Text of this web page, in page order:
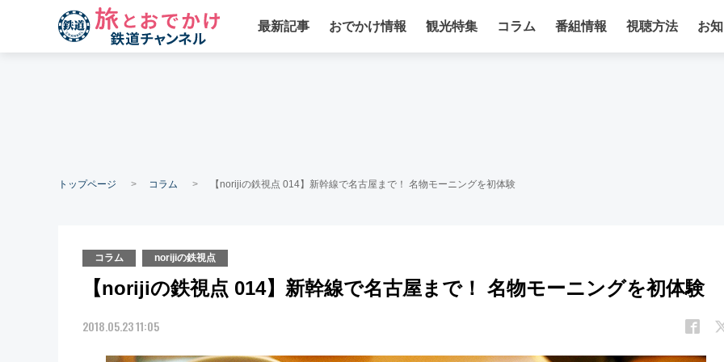
最新記事 おでかけ情報 観光特集 コラム 番組情報 視聴方法 お
トップページ コラム 【norijiの鉄視点 014】新幹線で名古屋まで！ 名物モーニングを初体験
コラム norijiの鉄視点
【norijiの鉄視点 014】新幹線で名古屋まで！ 名物モーニングを初体験
2018.05.23 11:05